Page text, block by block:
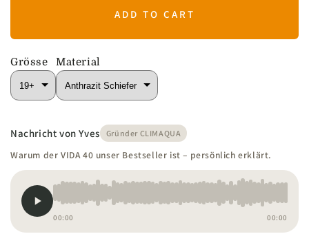
ADD TO CART
Grösse Material
Nachricht von Yves Gründer CLIMAQUA
Warum der VIDA 40 unser Bestseller ist – persönlich erklärt.
00:00 00:00